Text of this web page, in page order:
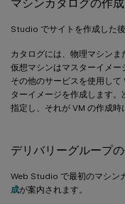
マシンカタログの作成
Studio でサイトを作成した後
カタログには、物理マシンま
仮想マシンはマスターイメ
その他のサービスを使用し
ターイメージを作成します
指定し、それが VM の作成時
デリバリーグループ
Web Studio で最初のマシン
成が案内されます。